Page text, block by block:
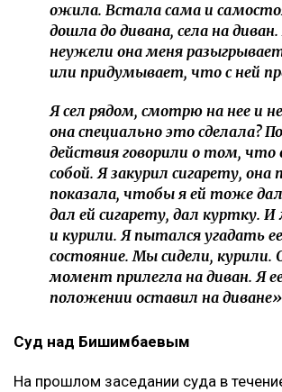
ожила. Встала сама и
дошла до дивана, села на
неужели она меня
или придумывает, что с ней
Я сел рядом, смотрю на нее и
она специально это сделала?
действия говорили о том, что
собой. Я закурил сигарету, она
показала, чтобы я ей тоже
дал ей сигарету, дал куртку.
и курили. Я пытался угадать ее
состояние. Мы сидели, курили.
момент прилегла на диван. Я
положении оставил на
Суд над Бишимбаевым
На прошлом заседании суда в